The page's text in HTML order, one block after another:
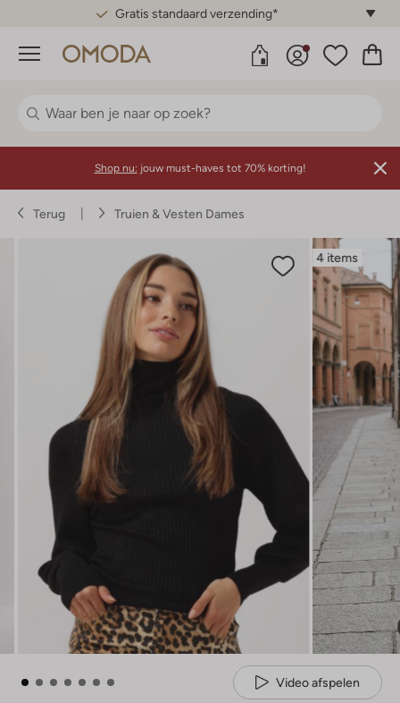
Gratis standaard verzending*
Menu
Shop nu: jouw must-haves tot 70% korting!
Terug Truien & Vesten Dames
4 items
Video afspelen